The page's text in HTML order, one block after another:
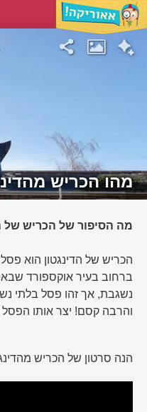
מהו הכריש
מה הסיפור של הכריש של
הכריש של הדינגטון הוא
ברחוב בעיר אוקספורד
נשגבת, אך זהו פסל בלתי
והרבה קסם! יצר אותו הפסל
הנה סרטון של הכריש